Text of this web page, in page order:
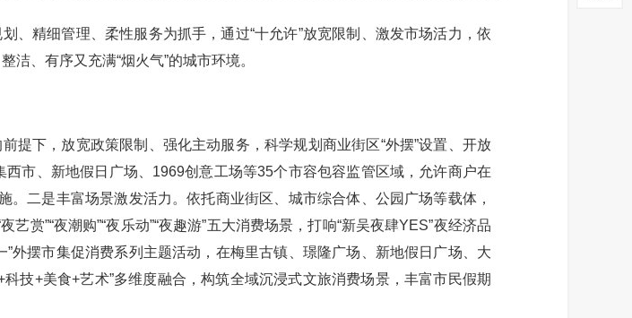
精细管理、柔性服务为抓手，通过“十允许”放宽限制、激发市场活力，依
洁、有序又充满“烟火气”的城市环境。
下，放宽政策限制、强化主动服务，科学规划商业街区“外摆”设置、开放
西市、新地假日广场、1969创意工场等35个市容包容监管区域，允许商户在
二是丰富场景激发活力。依托商业街区、城市综合体、公园广场等载体，
赏”“夜潮购”“夜乐动”“夜趣游”五大消费场景，打响“新吴夜肆YES”夜经济品
外摆市集促消费系列主题活动，在梅里古镇、璟隆广场、新地假日广场、大
技+美食+艺术”多维度融合，构筑全域沉浸式文旅消费场景，丰富市民假期